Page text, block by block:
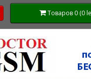
Товаров 0 (0